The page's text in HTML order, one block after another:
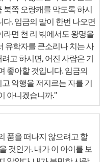
쪽 오랑캐를 막도록 하시
. 임금의 말이 한번 나오면
면 천 리 밖에서도 왕명을
유학자를 큰소리나 치는 사
고 하시면, 어진 사람은 기
좋아할 것입니다. 임금의
악행을 저지르는 자를 기
아니겠습니까."
품을 떠나지 않으려고 할
것인가. 내가 이 아이를 보